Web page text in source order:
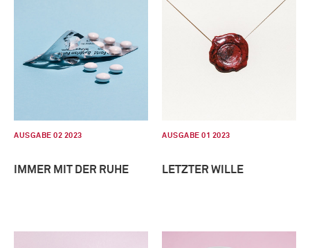
AUSGABE 02 2023
IMMER MIT DER RUHE
AUSGABE 01 2023
LETZTER WILLE